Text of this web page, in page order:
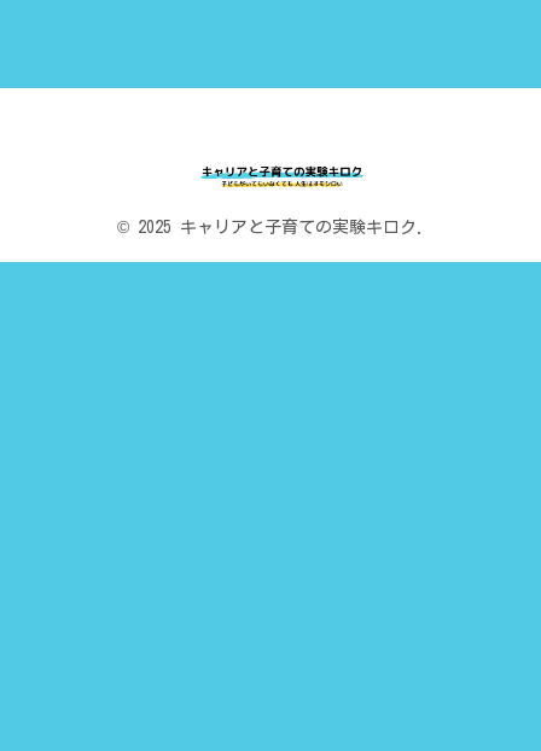
© 2025 キャリアと子育ての実験キロク.